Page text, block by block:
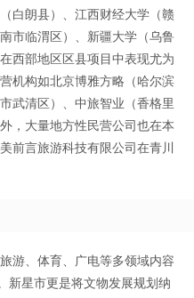
白朗县）、江西财经大学（赣
市临渭区）、新疆大学（乌鲁
西部地区区县项目中表现尤为
机构如北京博雅方略（哈尔滨
武清区）、中旅智业（香格里
，大量地方性民营公司也在本
前言旅游科技有限公司在青川
游、体育、广电等多领域内容
新星市更是将文物发展规划纳